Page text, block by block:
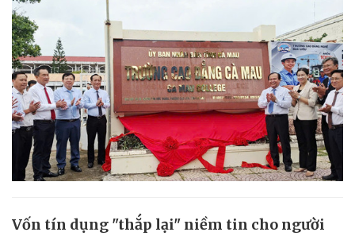
Vốn tín dụng "thắp lại" niềm tin cho người